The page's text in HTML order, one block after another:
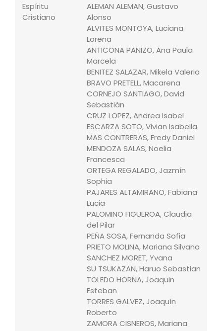
Espíritu
Cristiano
ALEMAN ALEMAN, Gustavo
Alonso
ALVITES MONTOYA, Luciana
Lorena
ANTICONA PANIZO, Ana Paula
Marcela
BENITEZ SALAZAR, Mikela Valeria
BRAVO PRETELL, Macarena
CORNEJO SANTIAGO, David
Sebastián
CRUZ LOPEZ, Andrea Isabel
ESCARZA SOTO, Vivian Isabella
MAS CONTRERAS, Fredy Daniel
MENDOZA SALAS, Noelia
Francesca
ORTEGA REGALADO, Jazmín
Sophia
PAJARES ALTAMIRANO, Fabiana
Lucia
PALOMINO FIGUEROA, Claudia
del Pilar
PEÑA SOSA, Fernanda Sofia
PRIETO MOLINA, Mariana Silvana
SANCHEZ MORET, Yvana
SU TSUKAZAN, Haruo Sebastian
TOLEDO HORNA, Joaquin
Esteban
TORRES GALVEZ, Joaquín
Roberto
ZAMORA CISNEROS, Mariana